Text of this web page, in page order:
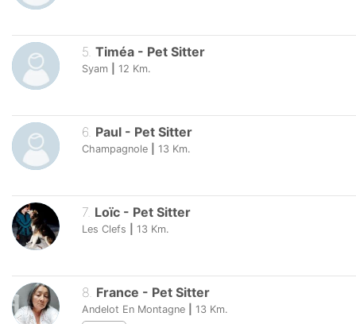
5 Timéa - Pet Sitter
Syam 12 Km.
6. Paul - Pet Sitter
Champagnole 13 Km.
7. Loïc - Pet Sitter
Les Clefs 13 Km.
8. France - Pet Sitter
Andelot En Montagne 13 Km.